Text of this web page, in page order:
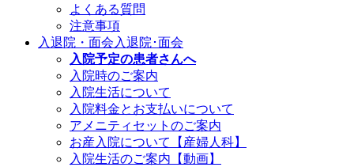
よくある質問
注意事項
入退院・面会 入退院･面会
入院予定の患者さんへ
入院時のご案内
入院生活について
入院料金とお支払いについて
アメニティセットのご案内
お産入院について【産婦人科】
入院生活のご案内【動画】